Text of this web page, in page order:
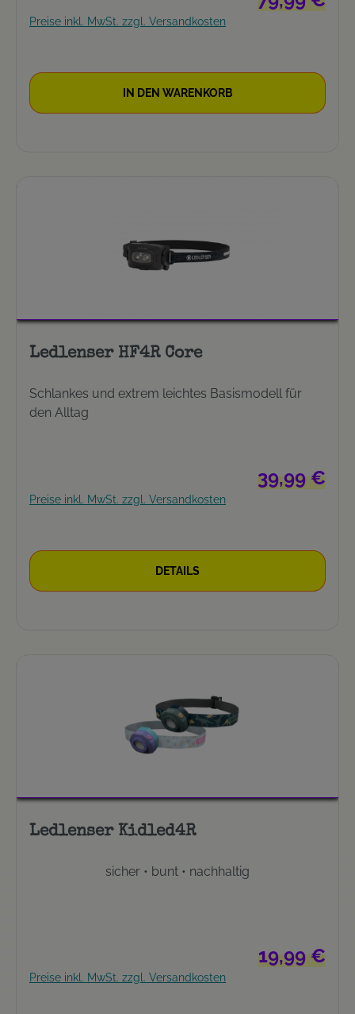
Preise inkl. MwSt. zzgl. Versandkosten
IN DEN WARENKORB
Ledlenser HF4R Core
Schlankes und extrem leichtes Basismodell für
den Alltag
Regulärer
39,99 €
Preise inkl. MwSt. zzgl. Versandkosten
DETAILS
Ledlenser Kidled4R
sicher • bunt • nachhaltig
Regulärer
19,99 €
Preise inkl. MwSt. zzgl. Versandkosten